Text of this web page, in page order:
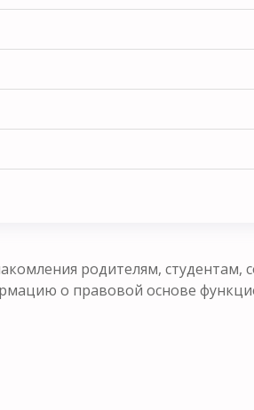
родителям, студентам,
о правовой основе